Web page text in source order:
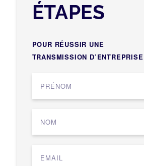
ÉTAPES
POUR RÉUSSIR UNE
TRANSMISSION D’ENTREPRISE